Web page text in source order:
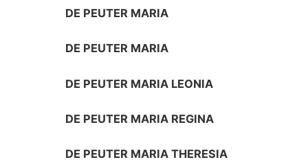
DE PEUTER MARIA
DE PEUTER MARIA
DE PEUTER MARIA LEONIA
DE PEUTER MARIA REGINA
DE PEUTER MARIA THERESIA